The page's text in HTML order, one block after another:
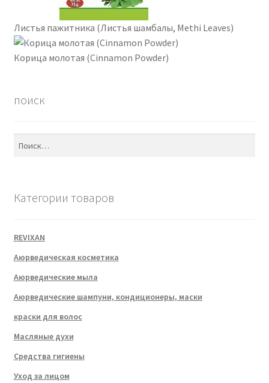
Листья пажитника (Листья шамбалы, Methi Leaves)
Корица молотая (Cinnamon Powder)
поиск
Категории товаров
REVIXAN
Аюрведическая косметика
Аюрведические мыла
Аюрведические шампуни, кондиционеры, маски
краски для волос
Масляные духи
Средства гигиены
Уход за лицом